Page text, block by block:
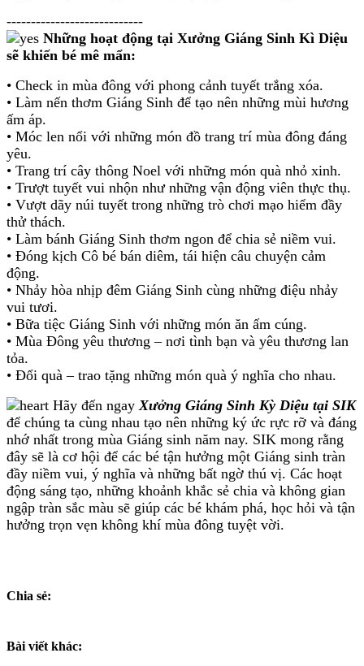
----------------------------
Những hoạt động tại Xưởng Giáng Sinh Kì Diệu
sẽ khiến bé mê mẩn:
• Check in mùa đông với phong cảnh tuyết trắng xóa.
• Làm nến thơm Giáng Sinh để tạo nên những mùi hương
ấm áp.
• Móc len nổi với những món đồ trang trí mùa đông đáng
yêu.
• Trang trí cây thông Noel với những món quà nhỏ xinh.
• Trượt tuyết vui nhộn như những vận động viên thực thụ.
• Vượt dãy núi tuyết trong những trò chơi mạo hiểm đầy
thử thách.
• Làm bánh Giáng Sinh thơm ngon để chia sẻ niềm vui.
• Đóng kịch Cô bé bán diêm, tái hiện câu chuyện cảm
động.
• Nhảy hòa nhịp đêm Giáng Sinh cùng những điệu nhảy
vui tươi.
• Bữa tiệc Giáng Sinh với những món ăn ấm cúng.
• Mùa Đông yêu thương – nơi tình bạn và yêu thương lan
tỏa.
• Đổi quà – trao tặng những món quà ý nghĩa cho nhau.
Hãy đến ngayXưởng Giáng Sinh Kỳ Diệu tại SIK
để chúng ta cùng nhau tạo nên những ký ức rực rỡ và đáng
nhớ nhất trong mùa Giáng sinh năm nay. SIK mong rằng
đây sẽ là cơ hội để các bé tận hưởng một Giáng sinh tràn
đầy niềm vui, ý nghĩa và những bất ngờ thú vị. Các hoạt
động sáng tạo, những khoảnh khắc sẻ chia và không gian
ngập tràn sắc màu sẽ giúp các bé khám phá, học hỏi và tận
hưởng trọn vẹn không khí mùa đông tuyệt vời.
Chia sẻ:
Bài viết khác: